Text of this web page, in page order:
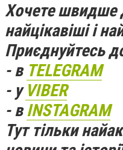
Хочете швидше
найцікавіші і
Приєднуйтесь
- в TELEGRAM
- у VIBER
- вINSTAGRAM
Тут тільки